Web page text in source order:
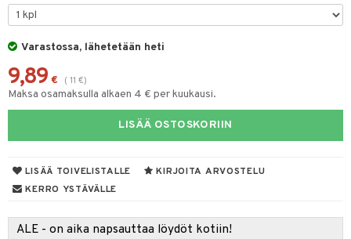
Varastossa, lähetetään heti
9,89 € ( 11 €)
Maksa osamaksulla alkaen 4 € per kuukausi.
LISÄÄ OSTOSKORIIN
LISÄÄ TOIVELISTALLE
KIRJOITA ARVOSTELU
KERRO YSTÄVÄLLE
ALE - on aika napsauttaa löydöt kotiin!
& Vihannesveitset
sisustus
tarvikkeita
tekstiilit
koristelu
säilytys
Saalit
& Koukut